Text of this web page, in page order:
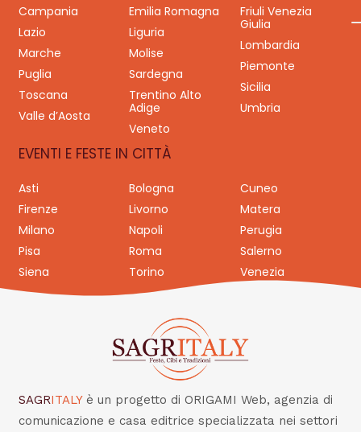
Campania
Emilia Romagna
Friuli Venezia
Giulia
Lazio
Liguria
Lombardia
Marche
Molise
Piemonte
Puglia
Sardegna
Sicilia
Toscana
Trentino Alto
Adige
Umbria
Valle d’Aosta
Veneto
EVENTI E FESTE IN CITTÀ
Asti Bologna
Cuneo
Firenze
Livorno
Matera
Milano
Napoli
Perugia
Pisa
Roma
Salerno
Siena
Torino Venezia
SAGRITALY è un progetto di ORIGAMI Web, agenzia di
comunicazione e casa editrice specializzata nei settori